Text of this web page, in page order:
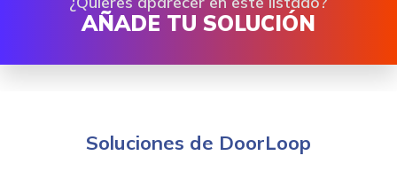
AÑADE TU SOLUCIÓN
Soluciones de DoorLoop